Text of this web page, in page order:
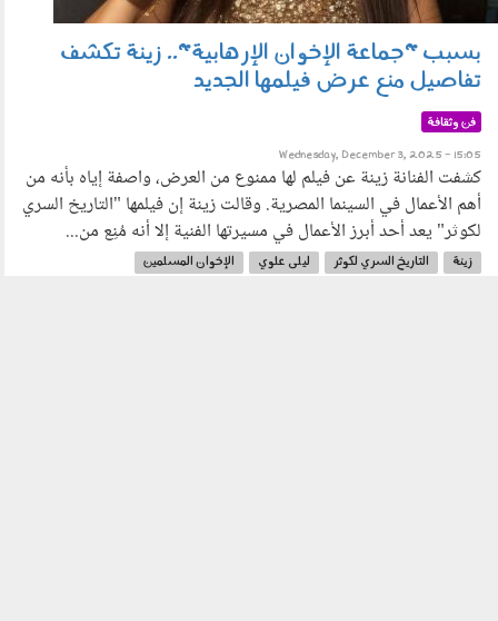
بسبب "جماعة الإخوان الإرهابية".. زينة تكشف
تفاصيل منع عرض فيلمها الجديد
فن وثقافة
Wednesday, December 3, 2025 - 15:05
كشفت الفنانة زينة عن فيلم لها ممنوع من العرض، واصفة إياه بأنه من
أهم الأعمال في السينما المصرية. وقالت زينة إن فيلمها "التاريخ السري
لكوثر" يعد أحد أبرز الأعمال في مسيرتها الفنية إلا أنه مُنِع من...
زينة التاريخ السري لكوثر ليلى علوي
الإخوان المسلمين